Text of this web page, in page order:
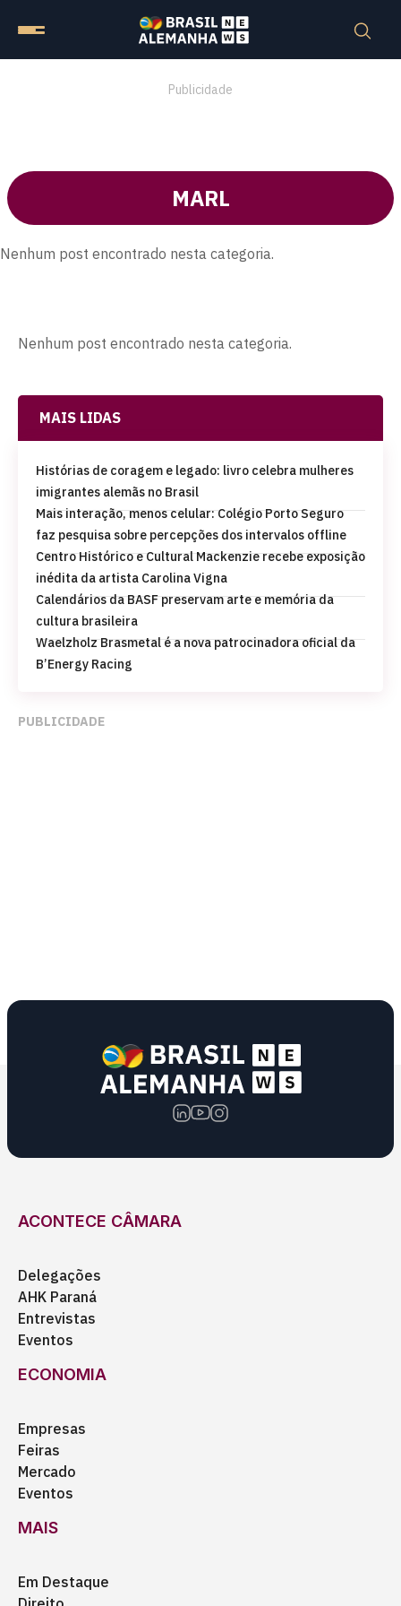
Publicidade
MARL
Nenhum post encontrado nesta categoria.
Nenhum post encontrado nesta categoria.
MAIS LIDAS
Histórias de coragem e legado: livro celebra mulheres
imigrantes alemãs no Brasil
Mais interação, menos celular: Colégio Porto Seguro
faz pesquisa sobre percepções dos intervalos offline
Centro Histórico e Cultural Mackenzie recebe exposição
inédita da artista Carolina Vigna
Calendários da BASF preservam arte e memória da
cultura brasileira
Waelzholz Brasmetal é a nova patrocinadora oficial da
B’Energy Racing
PUBLICIDADE
ACONTECE CÂMARA
Delegações
AHK Paraná
Entrevistas
Eventos
ECONOMIA
Empresas
Feiras
Mercado
Eventos
MAIS
Em Destaque